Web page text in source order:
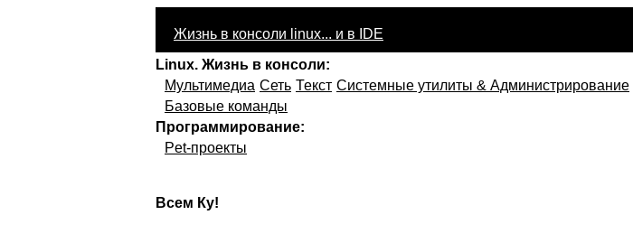
Жизнь в консоли linux... и в IDE
Linux. Жизнь в консоли:
Мультимедиа Сеть Текст Системные утилиты & Администрирование
Базовые команды
Программирование:
Pet-проекты
Всем Ку!